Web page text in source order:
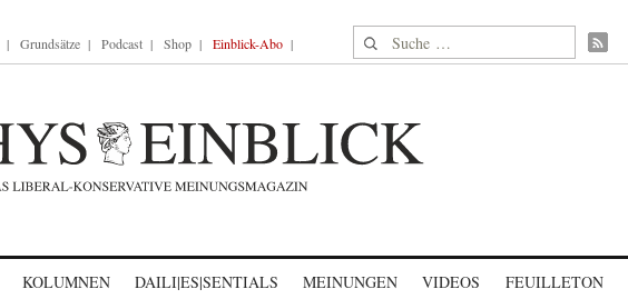
Grundsätze Podcast Shop Einblick-Abo Suche nach:
KOLUMNEN DAILI|ES|SENTIALS MEINUNGEN VIDEOS FEUILLETON